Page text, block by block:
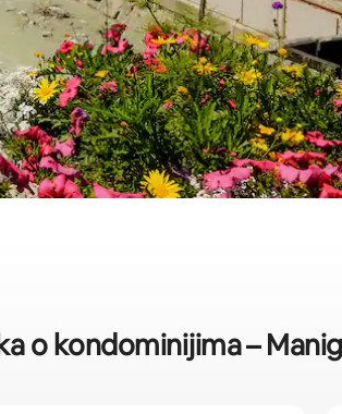
o kondominijima –